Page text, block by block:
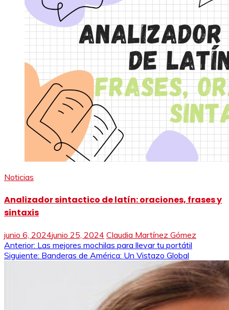
Noticias
Analizador sintactico de latín: oraciones, frases y
sintaxis
junio 6, 2024junio 25, 2024 Claudia Martínez Gómez
Navegación
de
Anterior: Las mejores mochilas para llevar tu portátil
Siguiente: Banderas de América: Un Vistazo Global